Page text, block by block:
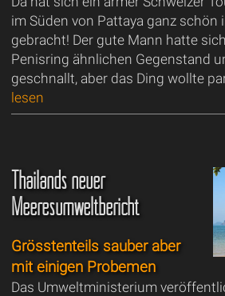
im Süden von Pattaya ganz schön
gebracht! Der gute Mann hatte
Penisring ähnlichen Gegenstand
geschnallt, aber das Ding wollte
lesen
Thailands neuer
Meeresumweltbericht
Grösstenteils sauber aber
mit einigen Probemen
Das Umweltministerium